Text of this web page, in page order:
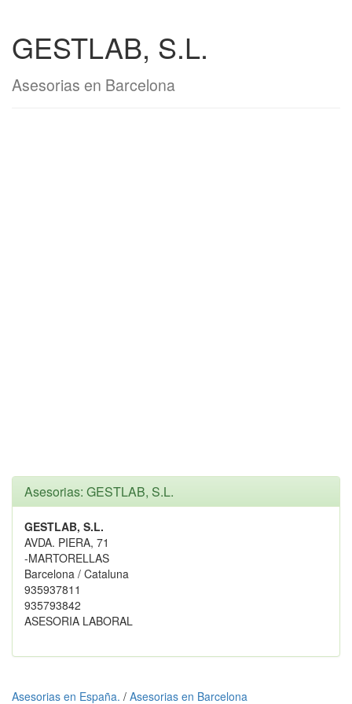
GESTLAB, S.L.
Asesorias en Barcelona
Asesorias: GESTLAB, S.L.
GESTLAB, S.L.
AVDA. PIERA, 71
-MARTORELLAS
Barcelona / Cataluna
935937811
935793842
ASESORIA LABORAL
Asesorias en España. / Asesorias en Barcelona